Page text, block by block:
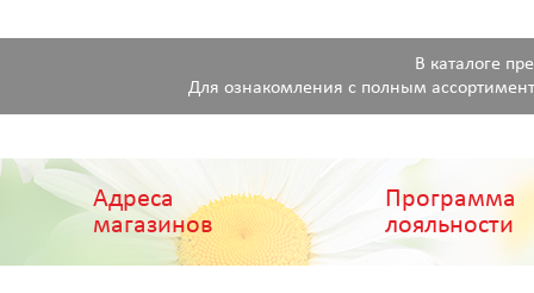
В каталоге
Для ознакомления с полным
Адреса
магазинов
Программа
лояльности